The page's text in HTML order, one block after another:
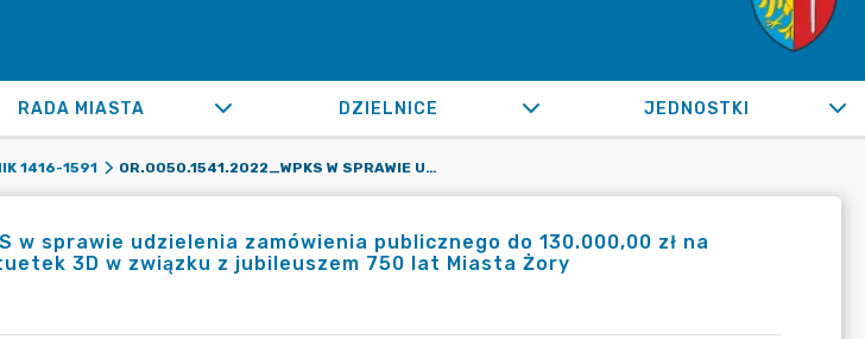
RADA MIASTA DZIELNICE JEDNOSTKI
1416-1591 OR.0050.1541.2022_WPKS W SPRAWIE UDZIELENIA ZAMÓWIENIA PUBLICZNEGO DO 130.000,00 ZŁ NA WYKONANIE 30 SZTUK STATUETEK 3D W ZWIĄZKU Z JUBILEUSZEM 750 LAT MIASTA ŻORY
w sprawie udzielenia zamówienia publicznego do 130.000,00 zł na
3D w związku z jubileuszem 750 lat Miasta Żory